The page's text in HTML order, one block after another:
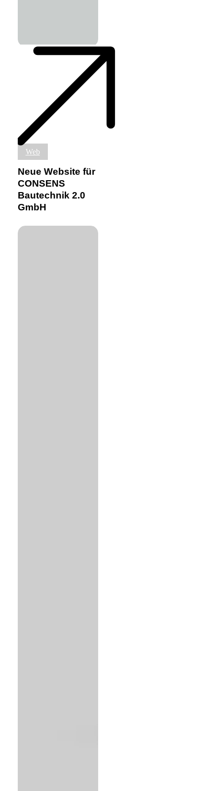
Neue
Website
für
CONSENS
Bautechnik
2.0
GmbH
Web
Neue Website für
CONSENS
Bautechnik 2.0
GmbH